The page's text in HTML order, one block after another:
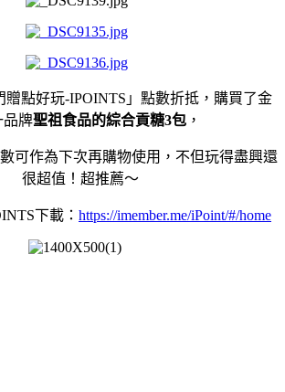
贈點好玩-IPOINTS 」點數折抵，購買了金
品牌聖祖食品的綜合貢糖3包 ，
可作為下次再購物使用，不但玩得盡興還
很超值！超推薦～
下載： https://imember.me/iPoint/#/home